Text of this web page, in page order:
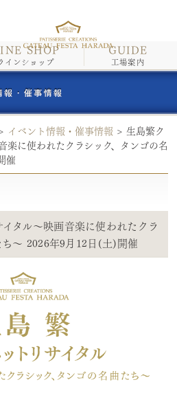
SHOP
インショップ
GUIDE
工場案内
イベント情報・催事情報 > 生島繁ク
楽に使われたクラシック、タンゴの名
催
タル～映画音楽に使われたクラ
～ 2026年9月12日(土)開催